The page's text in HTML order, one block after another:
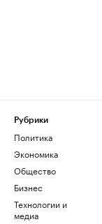
Рубрики
Политика
Экономика
Общество
Бизнес
Технологии и
медиа